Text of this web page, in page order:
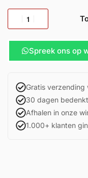
Spreek ons op
Gratis verzending
30 dagen
Afhalen in onze
1.000+ klanten